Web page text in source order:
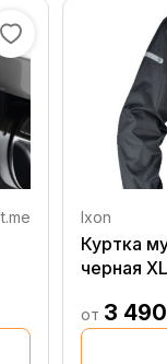
t.me Ixon
Куртка
черная XL
от 3